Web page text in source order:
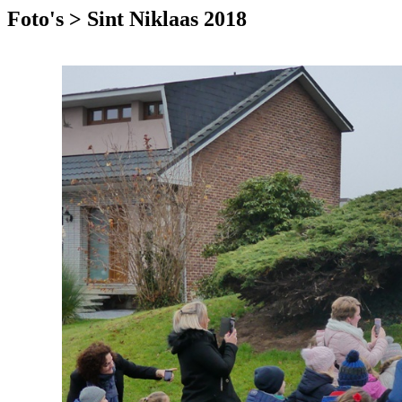
Foto's > Sint Niklaas 2018